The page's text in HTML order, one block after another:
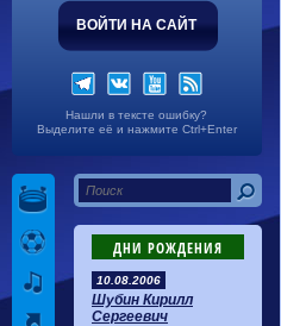
ВОЙТИ НА САЙТ
Нашли в тексте ошибку?
Выделите её и нажмите Ctrl+Enter
ДНИ РОЖДЕНИЯ
10.08.2006
Шубин Кирилл
Сергеевич